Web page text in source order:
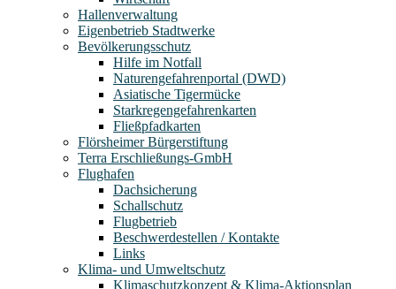
Hallenverwaltung
Eigenbetrieb Stadtwerke
Bevölkerungsschutz
Hilfe im Notfall
Naturengefahrenportal (DWD)
Asiatische Tigermücke
Starkregengefahrenkarten
Fließpfadkarten
Flörsheimer Bürgerstiftung
Terra Erschließungs-GmbH
Flughafen
Dachsicherung
Schallschutz
Flugbetrieb
Beschwerdestellen / Kontakte
Links
Klima- und Umweltschutz
Klimaschutzkonzept & Klima-Aktionsplan